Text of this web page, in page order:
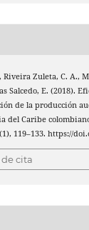
Riveira Zuleta, C. A.,
Salcedo, E. (2018).
de la producción
del Caribe
119–133. https://
cita